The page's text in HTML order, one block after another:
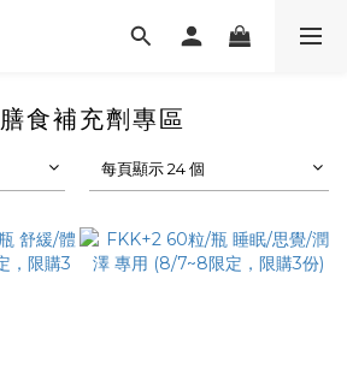
食補充劑專區
每頁顯示 24 個